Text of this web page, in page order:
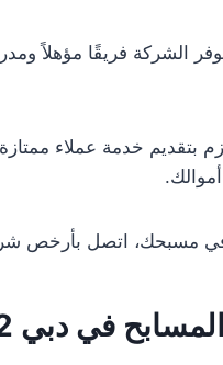
فريقًا مؤهلاً
بتقديم خدمة عملاء
في مسبحك، اتصل
في دبي